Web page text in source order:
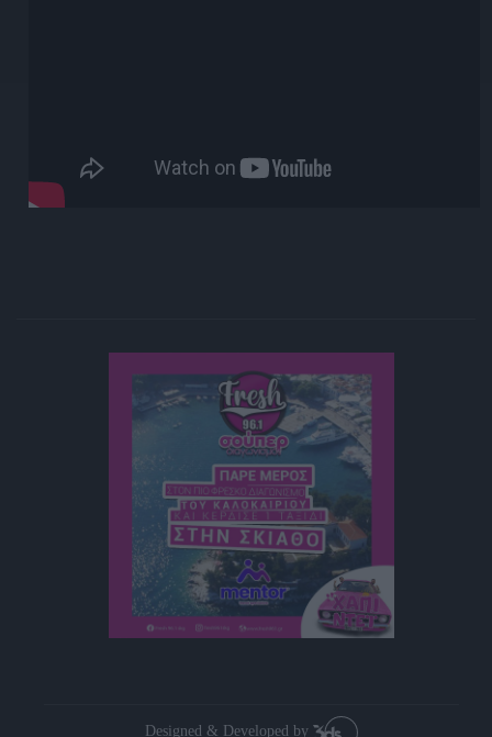
Designed & Developed by